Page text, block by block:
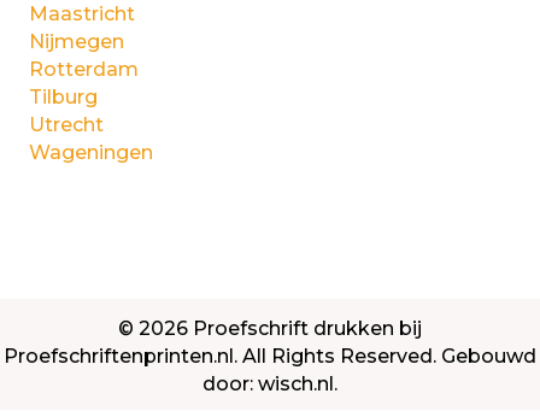
Maastricht
Nijmegen
Rotterdam
Tilburg
Utrecht
Wageningen
© 2026 Proefschrift drukken bij
Proefschriftenprinten.nl. All Rights Reserved. Gebouwd
door: wisch.nl.